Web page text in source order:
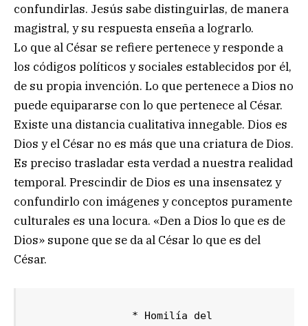
confundirlas. Jesús sabe distinguirlas, de manera
magistral, y su respuesta enseña a lograrlo.
Lo que al César se refiere pertenece y responde a
los códigos políticos y sociales establecidos por él,
de su propia invención. Lo que pertenece a Dios no
puede equipararse con lo que pertenece al César.
Existe una distancia cualitativa innegable. Dios es
Dios y el César no es más que una criatura de Dios.
Es preciso trasladar esta verdad a nuestra realidad
temporal. Prescindir de Dios es una insensatez y
confundirlo con imágenes y conceptos puramente
culturales es una locura. «Den a Dios lo que es de
Dios» supone que se da al César lo que es del
César.